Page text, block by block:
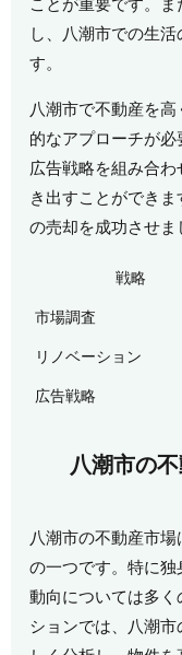
ことが重要です。
し、八潮市での生
す。
八潮市で不動産を
的なアプローチが必
広告戦略を組み合わ
き出すことができ
の売却を成功させま
戦略
市場調査
リノベーション
広告戦略
八潮市の
八潮市の不動産市
の一つです。特に
動向については多く
ションでは、八潮